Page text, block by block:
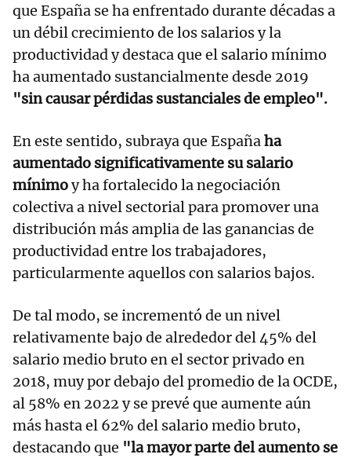
que España se ha enfrentado durante décadas a
un débil crecimiento de los salarios y la
productividad y destaca que el salario mínimo
ha aumentado sustancialmente desde 2019
"sin causar pérdidas sustanciales de empleo".
En este sentido, subraya que Españaha
aumentado significativamente su salario
mínimoy ha fortalecido la negociación
colectiva a nivel sectorial para promover una
distribución más amplia de las ganancias de
productividad entre los trabajadores,
particularmente aquellos con salarios bajos.
De tal modo, se incrementó de un nivel
relativamente bajo de alrededor del 45% del
salario medio bruto en el sector privado en
2018, muy por debajo del promedio de la OCDE,
al 58% en 2022 y se prevé que aumente aún
más hasta el 62% del salario medio bruto,
destacando que "la mayor parte del aumento se